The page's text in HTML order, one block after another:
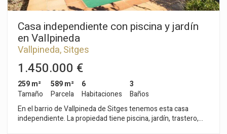
El acceso a la autopista C-32 en dirección Barcelona y su
aeropuerto es muy fácil y rápido.
Casa independiente con piscina y jardín
en Vallpineda
Vallpineda, Sitges
1.450.000 €
259 m²
Tamaño
589 m²
Parcela
6
Habitaciones
3
Baños
En el barrio de Vallpineda de Sitges tenemos esta casa
independiente. La propiedad tiene piscina, jardín, trastero,